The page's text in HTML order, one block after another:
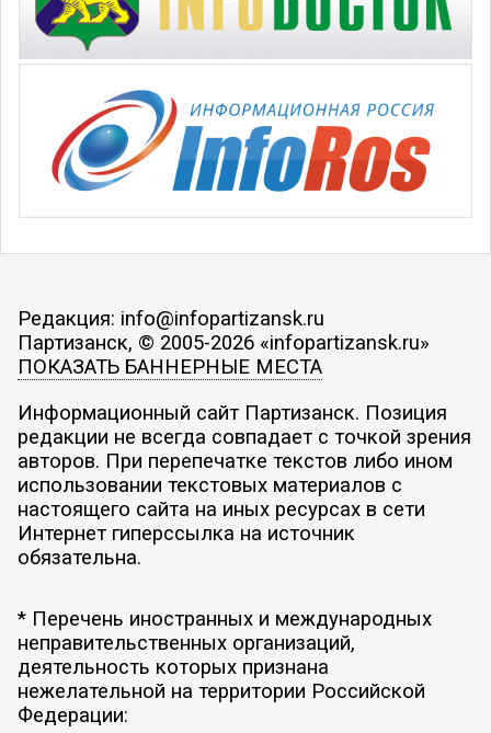
Редакция: info@infopartizansk.ru
Партизанск, © 2005-2026 «infopartizansk.ru»
ПОКАЗАТЬ БАННЕРНЫЕ МЕСТА
Информационный сайт Партизанск. Позиция
редакции не всегда совпадает с точкой зрения
авторов. При перепечатке текстов либо ином
использовании текстовых материалов с
настоящего сайта на иных ресурсах в сети
Интернет гиперссылка на источник
обязательна.
* Перечень иностранных и международных
неправительственных организаций,
деятельность которых признана
нежелательной на территории Российской
Федерации: